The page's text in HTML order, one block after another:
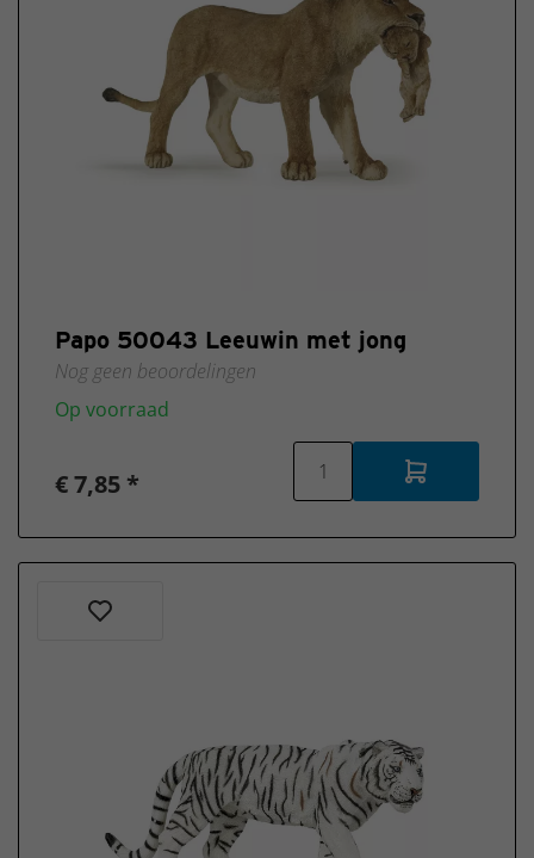
Papo 50043 Leeuwin met jong
Nog geen beoordelingen
Op voorraad
€ 7,85 *